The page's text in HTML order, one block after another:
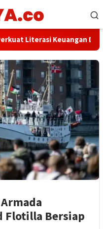
Literasi Keuangan Digital
Flotilla Bersiap